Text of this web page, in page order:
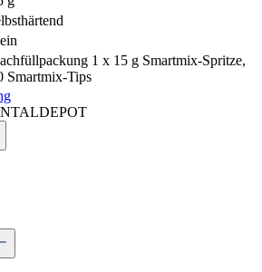
1 x 15 g Smartmix-Spritze,
Smartmix-Tips